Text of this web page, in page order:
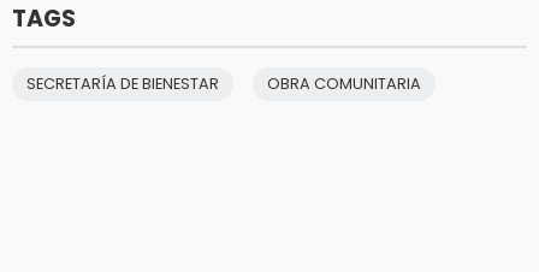
TAGS
SECRETARÍA DE BIENESTAR OBRA COMUNITARIA